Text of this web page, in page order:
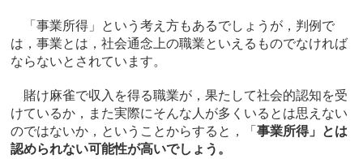
「事業所得」という考え方もあるでしょうが，判例で
は，事業とは，社会通念上の職業といえるものでなければ
ならないとされています。
賭け麻雀で収入を得る職業が，果たして社会的認知を受
けているか，また実際にそんな人が多くいるとは思えない
のではないか，ということからすると，「事業所得」とは
認められない可能性が高いでしょう 。